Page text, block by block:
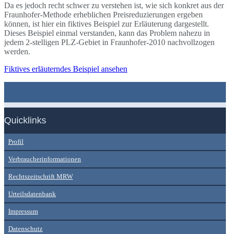
Da es jedoch recht schwer zu verstehen ist, wie sich konkret aus der
Fraunhofer-Methode erheblichen Preisreduzierungen ergeben
können, ist hier ein fiktives Beispiel zur Erläuterung dargestellt.
Dieses Beispiel einmal verstanden, kann das Problem nahezu in
jedem 2-stelligen PLZ-Gebiet in Fraunhofer-2010 nachvollzogen
werden.
Fiktives erläuterndes Beispiel ansehen
Quicklinks
Profil
Verbraucherinformationen
Rechtszeitschrift MRW
Urteilsdatenbank
Impressum
Datenschutz